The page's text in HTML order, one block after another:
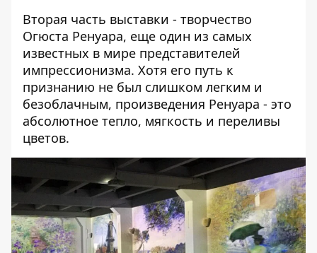
Вторая часть выставки - творчество
Огюста Ренуара, еще один из самых
известных в мире представителей
импрессионизма. Хотя его путь к
признанию не был слишком легким и
безоблачным, произведения Ренуара - это
абсолютное тепло, мягкость и переливы
цветов.